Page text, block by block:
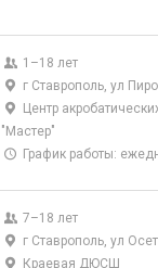
1–18 лет
г Ставрополь, ул
Центр
"Мастер"
График работы:
7–18 лет
г Ставрополь, ул
Краевая ДЮСШ